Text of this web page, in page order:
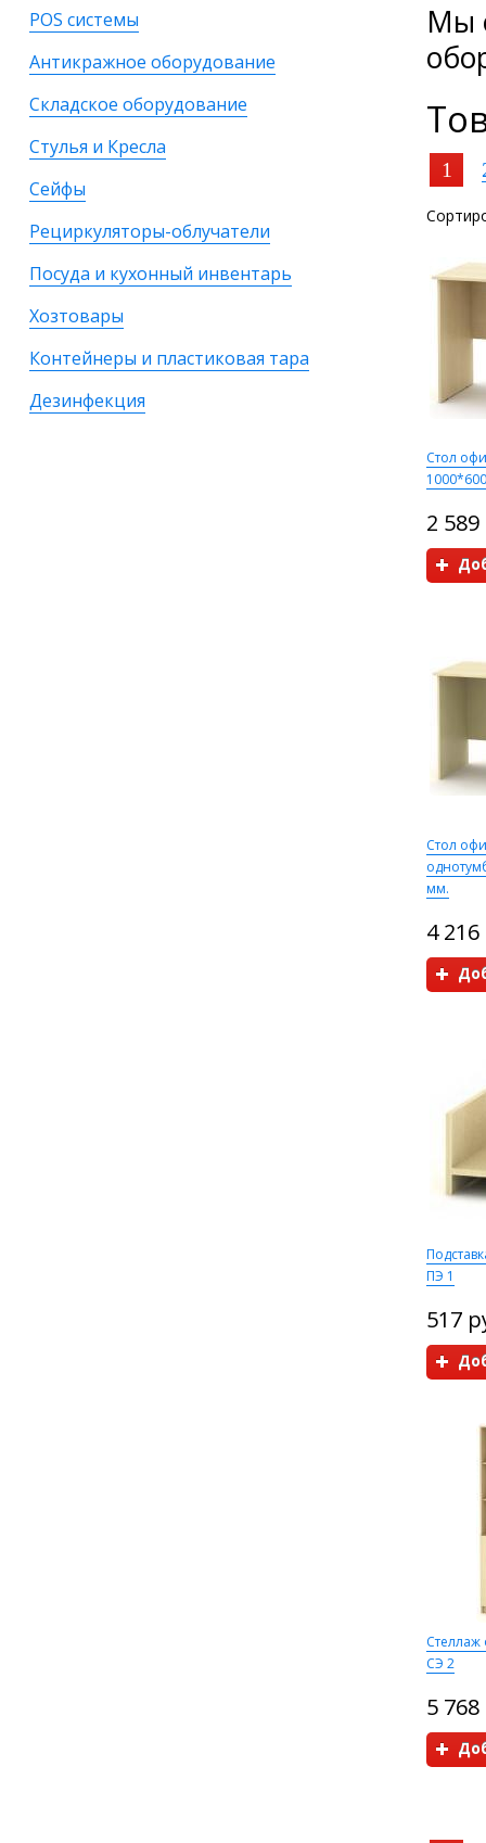
POS системы
Антикражное оборудование
Складское оборудование
Стулья и Кресла
Сейфы
Рециркуляторы-облучатели
Посуда и кухонный инвентарь
Хозтовары
Контейнеры и пластиковая тара
Дезинфекция
Мы
1
Стол
2
Стол
мм.
4
ПЭ 1
517
СЭ 2
5